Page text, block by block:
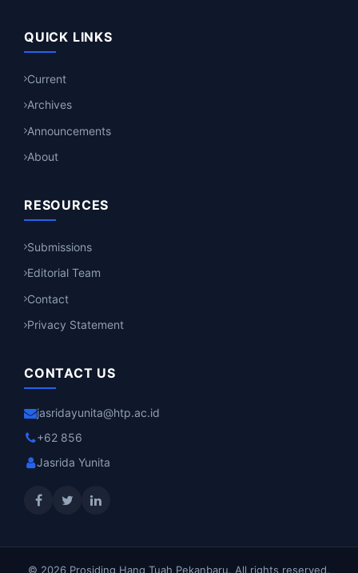
QUICK LINKS
Current
Archives
Announcements
About
RESOURCES
Submissions
Editorial Team
Contact
Privacy Statement
CONTACT US
jasridayunita@htp.ac.id
+62 856
Jasrida Yunita
© 2026 Prosiding Hang Tuah Pekanbaru. All rights reserved.